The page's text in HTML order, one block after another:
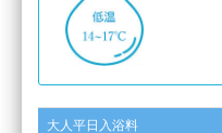
大人平日入浴料